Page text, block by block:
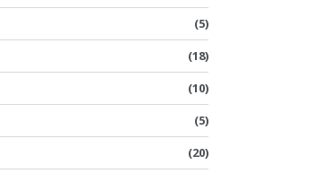
(5)
(18)
(10)
(5)
(20)